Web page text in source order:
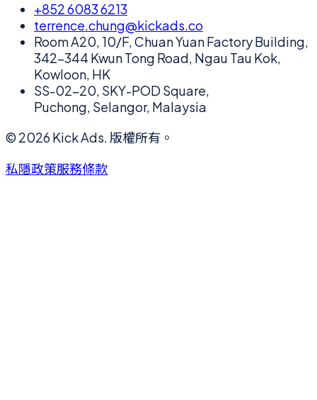
+852 6083 6213
terrence.chung@kickads.co
Room A20, 10/F, Chuan Yuan Factory Building,
342-344 Kwun Tong Road, Ngau Tau Kok,
Kowloon, HK
SS-02-20, SKY-POD Square,
Puchong, Selangor, Malaysia
© 2026 Kick Ads. 版權所有。
私隱政策服務條款